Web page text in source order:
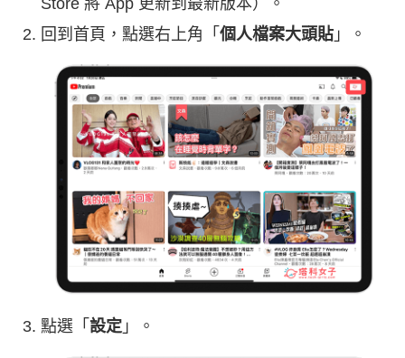
回到首頁，點選右上角「 個人檔案大頭貼 」。
點選「 設定 」。